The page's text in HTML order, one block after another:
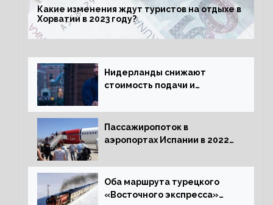
Какие изменения ждут туристов на отдыхе в
Хорватии в 2023 году?
Нидерланды снижают
стоимость подачи и
жительство
Пассажиропоток в
аэропортах Испании в 2022
процентов
Оба маршрута турецкого
«Восточного экспресса»